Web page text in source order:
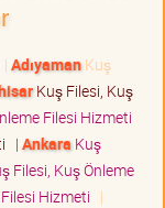
| AdıyamanKuş
Kuş Filesi, Kuş
Filesi Hizmeti
| Ankara Kuş
Filesi, Kuş Önleme
Hizmeti |